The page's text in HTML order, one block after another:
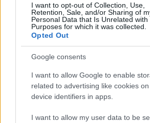
I want to opt-out of Collection, Use,
Retention, Sale, and/or Sharing of
Personal Data that Is Unrelated with
Purposes for which it was collected.
Opted Out
Google consents
I want to allow Google to enable
related to advertising like cookies
device identifiers in apps.
I want to allow my user data to be
PIÙ LETTI
1 Chouchaa: chi è il calciatore
Union Berlino-Cagliari: dove
estiva in diretta
Lazio e Milan: tutti gli ex calciatori